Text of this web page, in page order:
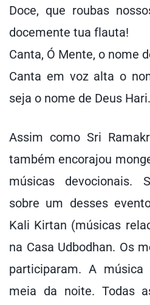
Doce, que roubas
docemente tua flauta!
Canta, Ó Mente, o nome
Canta em voz alta o
seja o nome de Deus Hari.
Assim como Sri
também encorajou
músicas devocionais.
sobre um desses
Kali Kirtan (músicas
na Casa Udbodhan. Os
participaram. A
meia da noite. Todas